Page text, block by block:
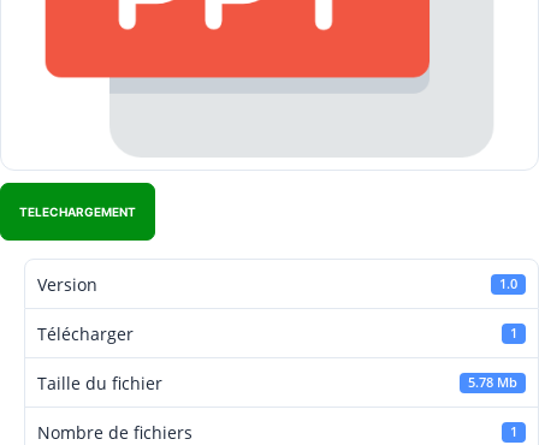
TELECHARGEMENT
Version 1.0
Télécharger 1
Taille du fichier 5.78 Mb
Nombre de fichiers 1